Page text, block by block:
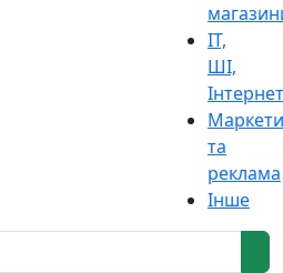
ІТ,
ШІ,
Інтернет
та
реклама
Інше